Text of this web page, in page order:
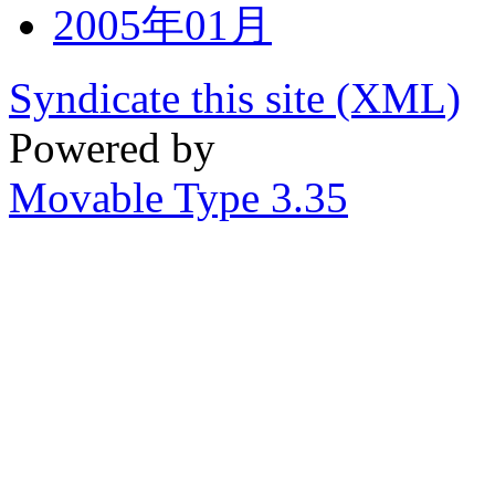
2005年01月
Syndicate this site (XML)
Powered by
Movable Type 3.35